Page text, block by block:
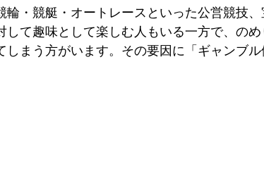
・競艇・オートレースといった公営競技、
して趣味として楽しむ人もいる一方で、の
しまう方がいます。その要因に「ギャンブ